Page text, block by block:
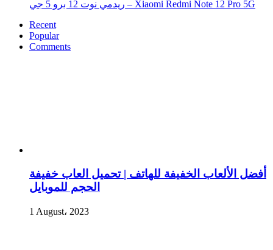
ريدمي نوت 12 برو 5 جي – Xiaomi Redmi Note 12 Pro 5G
Recent
Popular
Comments
أفضل الألعاب الخفيفة للهاتف | تحميل العاب خفيفة
الحجم للموبايل
1 August، 2023